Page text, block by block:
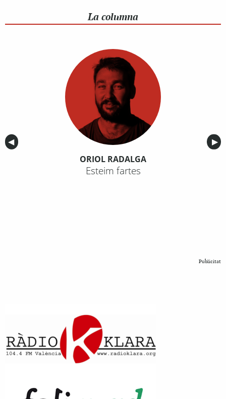
La columna
Anterior
◀︎ ▶︎
ORIOL RADALGA
Esteim fartes
Publicitat